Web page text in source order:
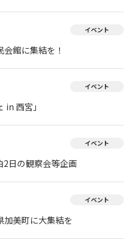
イベント
館に集結を！
イベント
in 西宮」
イベント
2日の観察会等企画
イベント
加美町に大集結を